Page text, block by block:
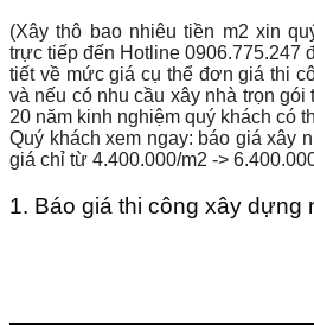
(Xây thô bao nhiêu tiền m2 xin
trực tiếp đến Hotline 0906.775.247
tiết về mức giá cụ thể đơn giá thi
và nếu có nhu cầu xây nhà trọn
20 năm kinh nghiệm quý khách có
Quý khách xem ngay: báo giá xây
giá chỉ từ 4.400.000/m2 ->
1. Báo giá thi công xây dựng